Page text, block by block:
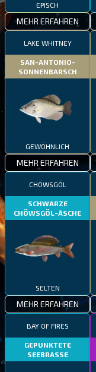
EPISCH
MEHR ERFAHREN
LAKE WHITNEY
SAN-ANTONIO-
SONNENBARSCH
GEWÖHNLICH
MEHR ERFAHREN
CHÖWSGÖL
SCHWARZE
CHÖWSGÖL-ÄSCHE
SELTEN
MEHR ERFAHREN
BAY OF FIRES
GEPUNKTETE
SEEBRASSE